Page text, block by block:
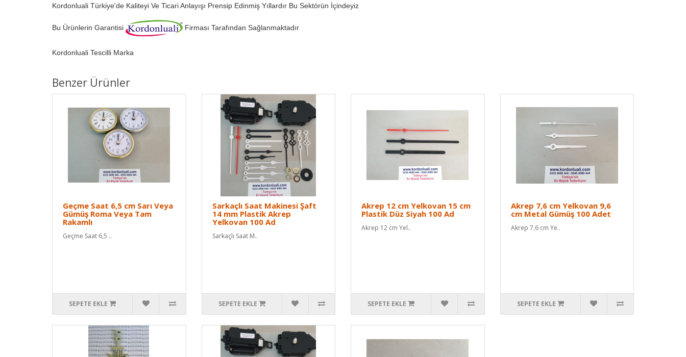
Kordonluali Türkiye'de Kaliteyi Ve Ticari Anlayışı Prensip Edinmiş Yıllardır Bu Sektörün İçindeyiz
Bu Ürünlerin Garantisi Firması Tarafından Sağlanmaktadır
Kordonluali Tescilli Marka
Benzer Ürünler
Geçme Saat 6,5 cm Sarı Veya
Gümüş Roma Veya Tam
Rakamlı
Geçme Saat 6,5 ..
SEPETE EKLE
Sarkaçlı Saat Makinesi Şaft
14 mm Plastik Akrep
Yelkovan 100 Ad
Sarkaçlı Saat M..
SEPETE EKLE
Akrep 12 cm Yelkovan 15 cm
Plastik Düz Siyah 100 Ad
Akrep 12 cm Yel..
SEPETE EKLE
Akrep 7,6 cm Yelkovan 9,6
cm Metal Gümüş 100 Adet
Akrep 7,6 cm Ye..
SEPETE EKLE